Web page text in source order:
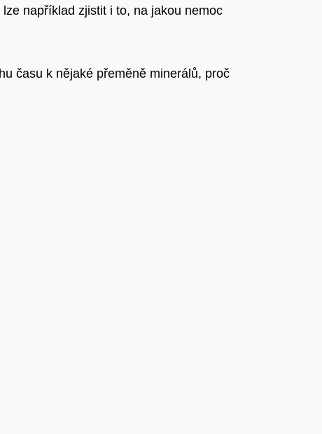
například zjistit i to, na jakou nemoc
času k nějaké přeměně minerálů, proč